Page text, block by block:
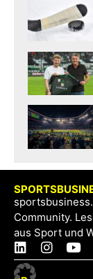
Community.
aus Sport und